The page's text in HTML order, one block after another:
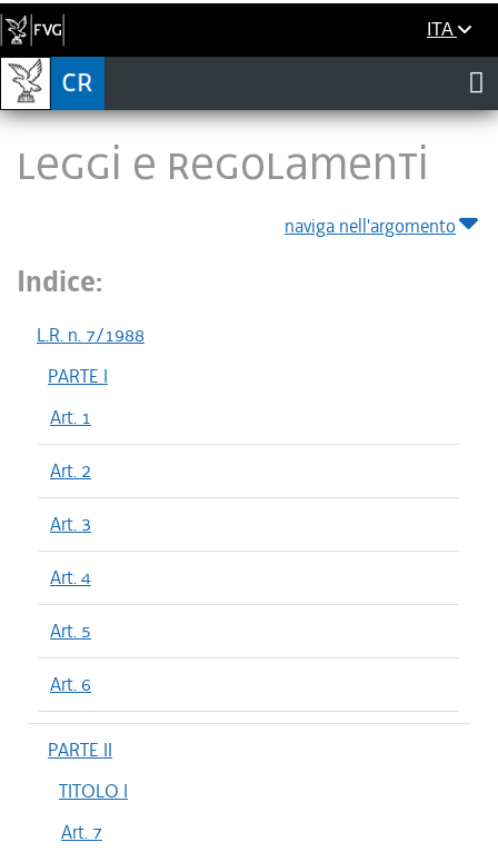
ITA
LEGGI E REGOLAMENTI
naviga nell'argomento
Indice:
L.R. n. 7/1988
PARTE I
Art. 1
Art. 2
Art. 3
Art. 4
Art. 5
Art. 6
PARTE II
TITOLO I
Art. 7